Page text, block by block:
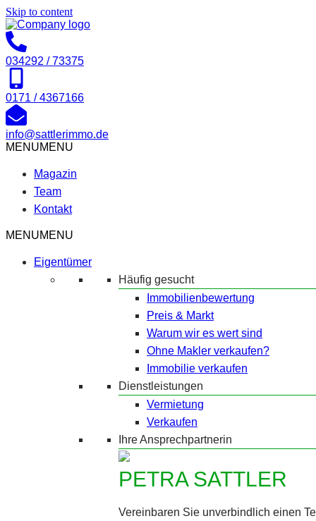
Skip to content
034292 / 73375
0171 / 4367166
info@sattlerimmo.de
MENUMENU
Magazin
Team
Kontakt
MENUMENU
Eigentümer
Häufig gesucht
Immobilienbewertung
Preis & Markt
Warum wir es wert sind
Ohne Makler verkaufen?
Immobilie verkaufen
Dienstleistungen
Vermietung
Verkaufen
Ihre Ansprechpartnerin
PETRA SATTLER
Vereinbaren Sie unverbindlich einen